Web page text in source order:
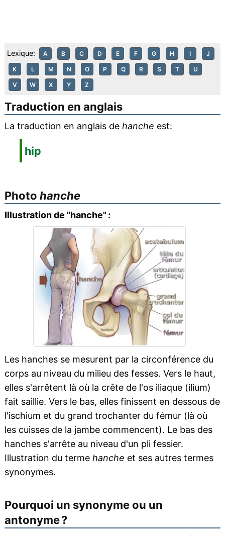
Lexique: A B C D E F G H I J
K L M N O P Q R S T U
V W X Y Z
Traduction en anglais
La traduction en anglais de hanche est:
hip
Photo hanche
Illustration de "hanche" :
Les hanches se mesurent par la circonférence du
corps au niveau du milieu des fesses. Vers le haut,
elles s'arrêtent là où la crête de l'os iliaque (ilium)
fait saillie. Vers le bas, elles finissent en dessous de
l'ischium et du grand trochanter du fémur (là où
les cuisses de la jambe commencent). Le bas des
hanches s'arrête au niveau d'un pli fessier.
Illustration du terme hanche et ses autres termes
synonymes.
Pourquoi un synonyme ou un
antonyme ?